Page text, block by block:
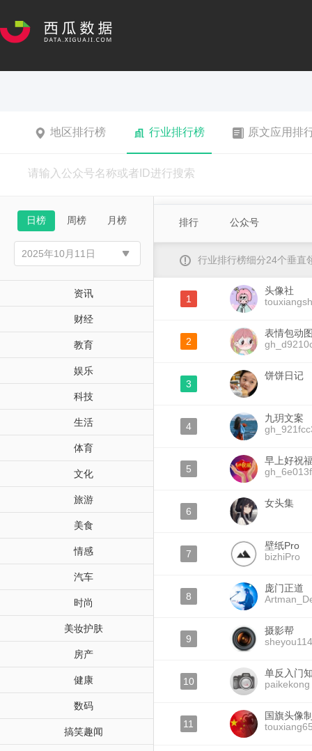
地区排行榜 行业排行榜 原文应用排
日榜 周榜 月榜
资讯
财经
教育
娱乐
科技
生活
体育
文化
旅游
美食
情感
汽车
时尚
美妆护肤
房产
健康
数码
搞笑趣闻
排行 公众号
行业排行榜细分24个垂直
1
头像社
2
表情包动
3
饼饼日记
4
九玥文案
5
早上好祝
6
女头集
7
壁纸Pro
bizhiPro
8
庞门正道
9
摄影帮
sheyou114
10
单反入门
paikekong
11
国旗头像